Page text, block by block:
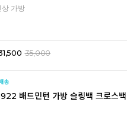
가방
35,000
배드민턴 가방 슬링백 크로스백